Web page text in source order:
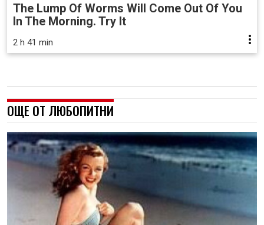
The Lump Of Worms Will Come Out Of You
In The Morning. Try It
2 h 41 min
ОЩЕ ОТ ЛЮБОПИТНИ